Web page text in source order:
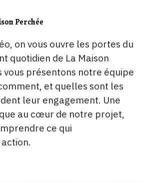
Perchée
on vous ouvre les portes du
quotidien de La Maison
vous présentons notre équipe
et quelles sont les
leur engagement. Une
au cœur de notre projet,
ce qui